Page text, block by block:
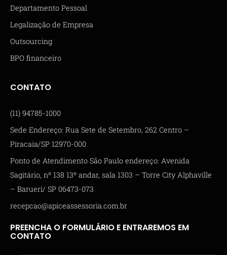
Departamento Pessoal
Legalização de Empresa
Outsourcing
BPO financeiro
CONTATO
(11) 94785-1000
Sede Endereço: Rua Sete de Setembro, 262 Centro –
Piracaia/SP 12970-000
Ponto de Atendimento São Paulo endereço: Avenida
Sagitário, nº 138 13º andar, sala 1303 – Torre City Alphaville
– Barueri/ SP 06473-073
recepcao@apiceassessoria.com.br
PREENCHA O FORMULÁRIO E ENTRAREMOS EM
CONTATO